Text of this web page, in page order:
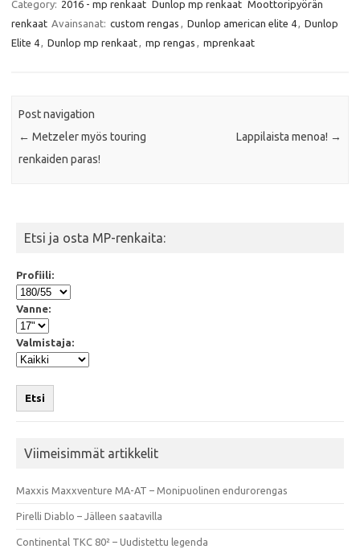
b
o
o
t
e
r
A
p
Category: 2016 - mp renkaat Dunlop mp renkaat Moottoripyörän
renkaat Avainsanat: custom rengas Dunlop american elite 4
Dunlop
Elite 4
Dunlop mp renkaat mp rengas mprenkaat
Post navigation
← Metzeler myös touring
renkaiden paras!
Lappilaista menoa! →
Etsi ja osta MP-renkaita:
Profiili:
Vanne:
Valmistaja:
Etsi
Viimeisimmät artikkelit
Maxxis Maxxventure MA-AT – Monipuolinen endurorengas
Pirelli Diablo – Jälleen saatavilla
Continental TKC 80² – Uudistettu legenda